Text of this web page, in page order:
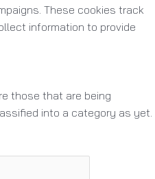
These cookies track
information to provide
those that are being
into a category as yet.